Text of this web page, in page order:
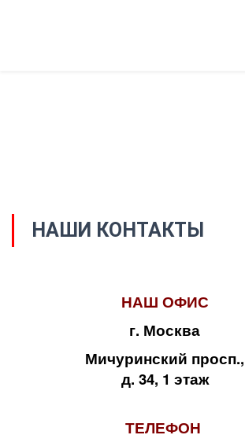
НАШИ КОНТАКТЫ
НАШ ОФИС
г. Москва
Мичуринский просп.,
д. 34, 1 этаж
ТЕЛЕФОН